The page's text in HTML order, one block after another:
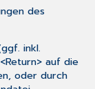
des
inkl.
auf die
oder durch